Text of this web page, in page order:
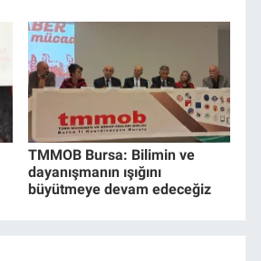
TMMOB Bursa: Bilimin ve
dayanışmanın ışığını
büyütmeye devam edeceğiz